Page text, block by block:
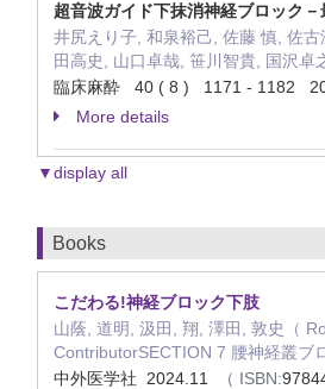
超音波ガイド下抹消神経ブロック－
井尻えり子, 和泉裕己, 佐藤 慎, 佐
田高史, 山口卓哉, 笹川智貴, 国沢卓
臨床麻酔 40 ( 8 ) 1171 - 1182
More details
▼display all
Books
こだわる!神経ブロック下肢
山蔭, 道明, 汲田, 翔, 澤田, 敦史（
ContributorSECTION 7 腰神経叢ブ
中外医学社 2024.11
（ ISBN: